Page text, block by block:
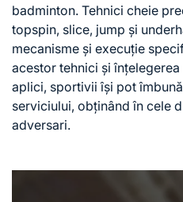
badminton. Tehnici cheie
topspin, slice, jump și
mecanisme și execuție
acestor tehnici și
aplici, sportivii își pot
serviciului, obținând în cele
adversari.